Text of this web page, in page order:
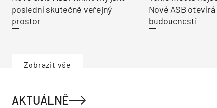
poslední skutečně veřejný
prostor
Nové ASB
budoucnosti
Zobrazit vše
AKTUÁLNĚ